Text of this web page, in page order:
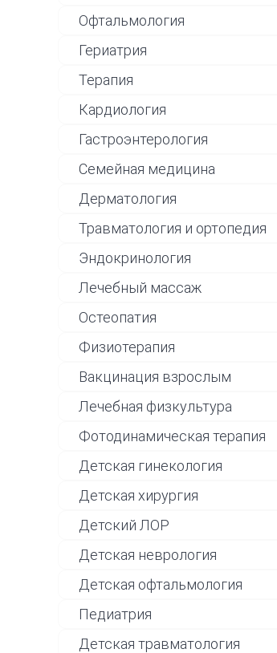
Офтальмология
Гериатрия
Терапия
Кардиология
Гастроэнтерология
Семейная медицина
Дерматология
Травматология и ортопедия
Эндокринология
Лечебный массаж
Остеопатия
Физиотерапия
Вакцинация взрослым
Лечебная физкультура
Фотодинамическая терапия
Детская гинекология
Детская хирургия
Детский ЛОР
Детская неврология
Детская офтальмология
Педиатрия
Детская травматология